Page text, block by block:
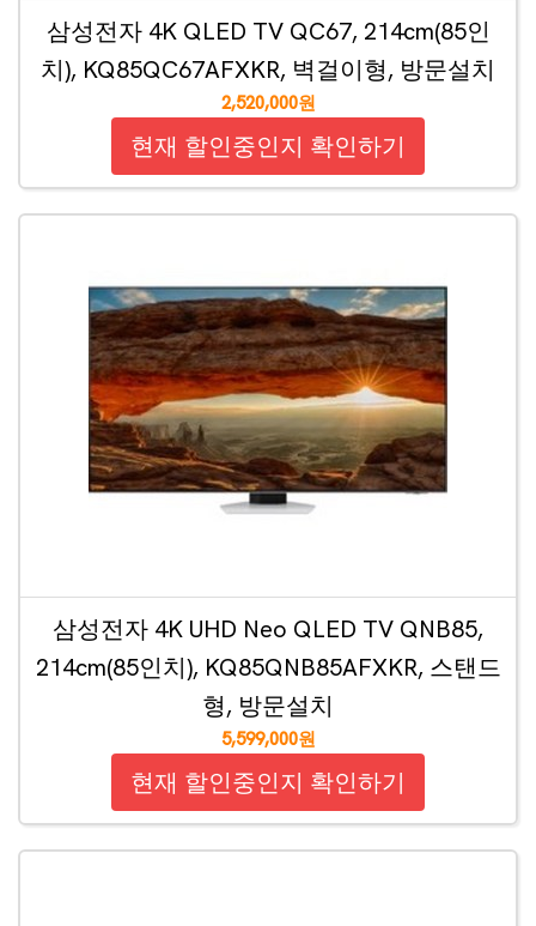
삼성전자 4K QLED TV QC67, 214cm(85인
치), KQ85QC67AFXKR, 벽걸이형, 방문설치
2,520,000원
현재 할인중인지 확인하기
삼성전자 4K UHD Neo QLED TV QNB85,
214cm(85인치), KQ85QNB85AFXKR, 스탠드
형, 방문설치
5,599,000원
현재 할인중인지 확인하기